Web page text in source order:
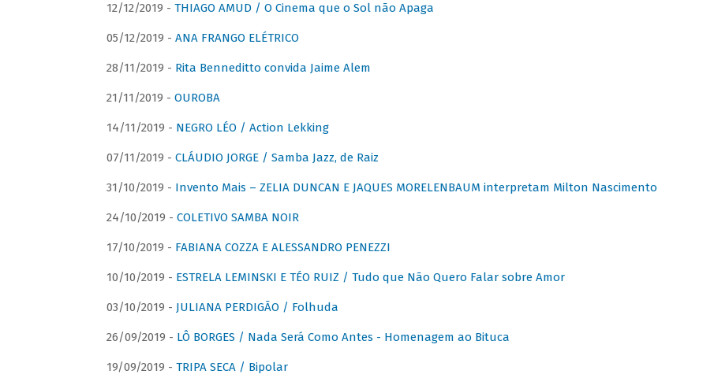
12/12/2019 - THIAGO AMUD / O Cinema que o Sol não Apaga
05/12/2019 - ANA FRANGO ELÉTRICO
28/11/2019 - Rita Benneditto convida Jaime Alem
21/11/2019 - OUROBA
14/11/2019 - NEGRO LÉO / Action Lekking
07/11/2019 - CLÁUDIO JORGE / Samba Jazz, de Raiz
31/10/2019 - Invento Mais – ZELIA DUNCAN E JAQUES MORELENBAUM interpretam Milton Nascimento
24/10/2019 - COLETIVO SAMBA NOIR
17/10/2019 - FABIANA COZZA E ALESSANDRO PENEZZI
10/10/2019 - ESTRELA LEMINSKI E TÉO RUIZ / Tudo que Não Quero Falar sobre Amor
03/10/2019 - JULIANA PERDIGÃO / Folhuda
26/09/2019 - LÔ BORGES / Nada Será Como Antes - Homenagem ao Bituca
19/09/2019 - TRIPA SECA / Bipolar